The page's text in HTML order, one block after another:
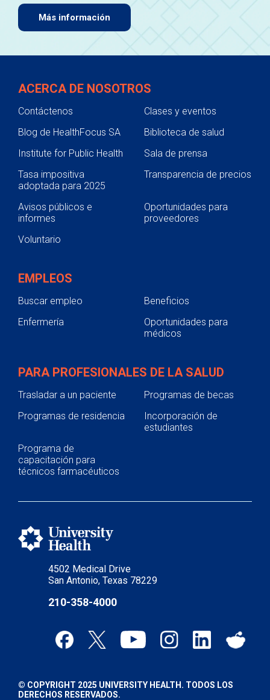
Más información
4502 Medical Drive
San Antonio, Texas 78229
210-358-4000
ACERCA DE NOSOTROS
Contáctenos
Clases y eventos
Blog de HealthFocus SA
Biblioteca de salud
Institute for Public Health
Sala de prensa
Tasa impositiva
adoptada para 2025
Transparencia de precios
Avisos públicos e
informes
Oportunidades para
proveedores
Voluntario
EMPLEOS
Buscar empleo
Beneficios
Enfermería
Oportunidades para
médicos
PARA PROFESIONALES DE LA SALUD
Trasladar a un paciente
Programas de becas
Programas de residencia
Incorporación de
estudiantes
Programa de
capacitación para
técnicos farmacéuticos
© COPYRIGHT 2025 UNIVERSITY HEALTH. TODOS LOS
DERECHOS RESERVADOS.